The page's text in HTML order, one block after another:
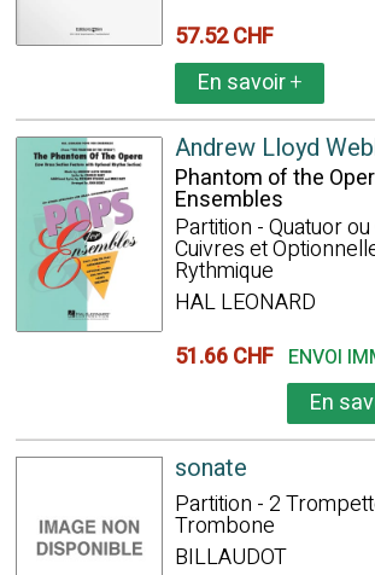
57.52 CHF
En savoir+
Andrew Lloyd
Phantom of the
Ensembles
Partition - Quatuor
Cuivres et
Rythmique
HAL LEONARD
51.66 CHF ENVOI
En
sonate
Partition - 2
Trombone
BILLAUDOT